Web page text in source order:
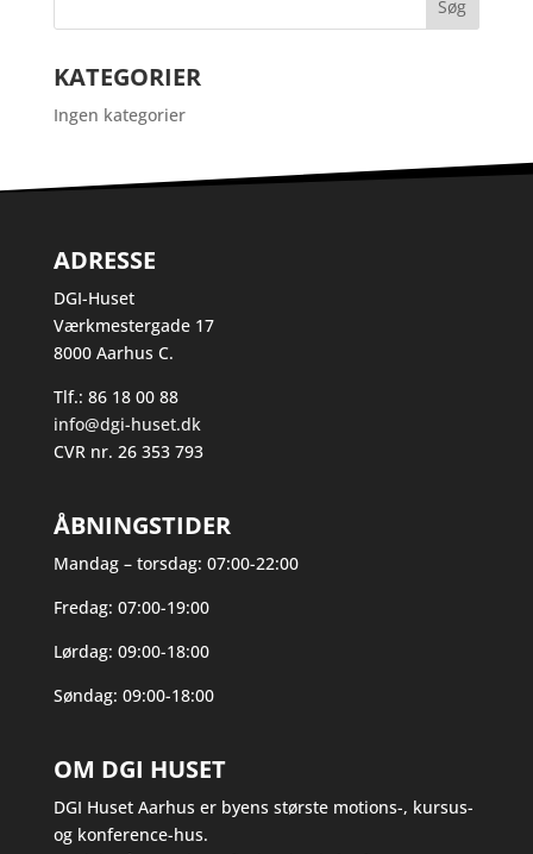
KATEGORIER
Ingen kategorier
ADRESSE
DGI-Huset
Værkmestergade 17
8000 Aarhus C.
Tlf.: 86 18 00 88
info@dgi-huset.dk
CVR nr. 26 353 793
ÅBNINGSTIDER
Mandag – torsdag: 07:00-22:00
Fredag: 07:00-19:00
Lørdag: 09:00-18:00
Søndag: 09:00-18:00
OM DGI HUSET
DGI Huset Aarhus er byens største motions-, kursus-
og konference-hus.